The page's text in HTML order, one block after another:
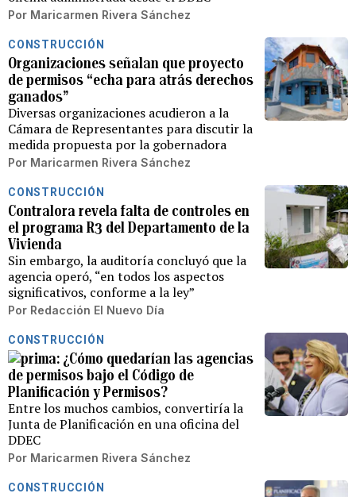
Por Maricarmen Rivera Sánchez
CONSTRUCCIÓN
Organizaciones señalan que proyecto
de permisos “echa para atrás derechos
ganados”
Diversas organizaciones acudieron a la
Cámara de Representantes para discutir la
medida propuesta por la gobernadora
Por Maricarmen Rivera Sánchez
CONSTRUCCIÓN
Contralora revela falta de controles en
el programa R3 del Departamento de la
Vivienda
Sin embargo, la auditoría concluyó que la
agencia operó, “en todos los aspectos
significativos, conforme a la ley”
Por Redacción El Nuevo Día
CONSTRUCCIÓN
¿Cómo quedarían las agencias
de permisos bajo el Código de
Planificación y Permisos?
Entre los muchos cambios, convertiría la
Junta de Planificación en una oficina del
DDEC
Por Maricarmen Rivera Sánchez
CONSTRUCCIÓN